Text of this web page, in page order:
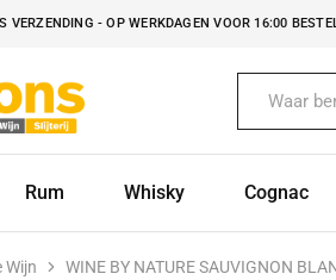
VERZENDING - OP WERKDAGEN VOOR 16:00
Rum Whisky Cognac
Wijn WINE BY NATURE SAUVIGNON